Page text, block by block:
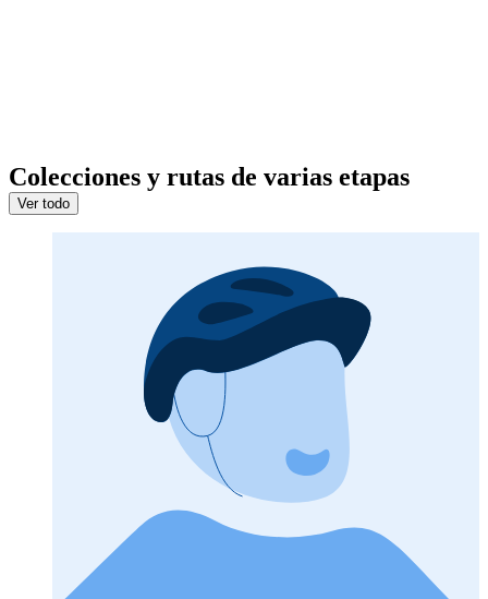
Colecciones y rutas de varias etapas
Ver todo